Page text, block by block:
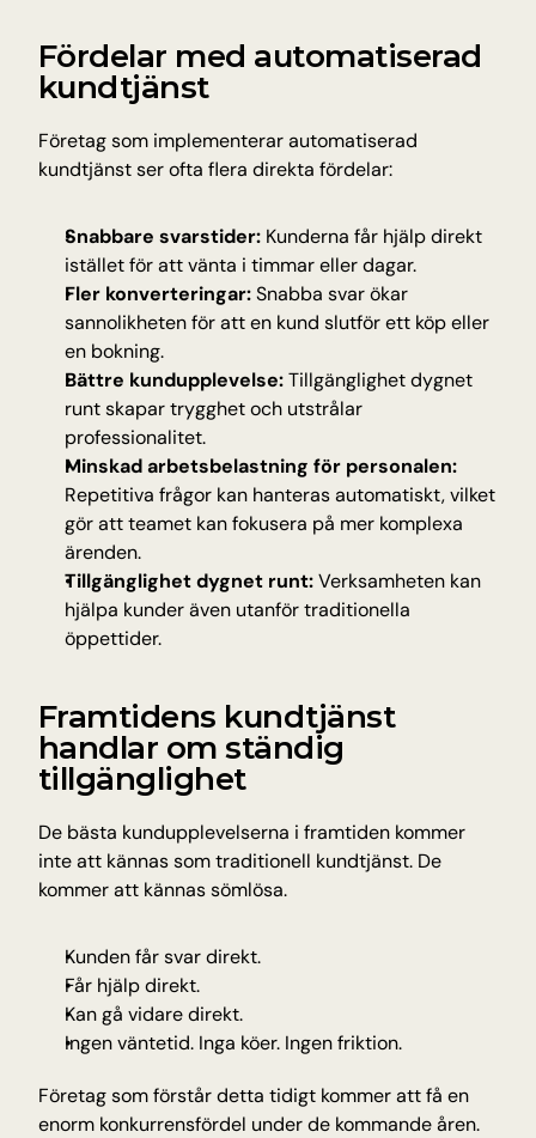
Fördelar med automatiserad
kundtjänst
Företag som implementerar automatiserad
kundtjänst ser ofta flera direkta fördelar:
Snabbare svarstider: Kunderna får hjälp direkt
istället för att vänta i timmar eller dagar.
Fler konverteringar: Snabba svar ökar
sannolikheten för att en kund slutför ett köp eller
en bokning.
Bättre kundupplevelse: Tillgänglighet dygnet
runt skapar trygghet och utstrålar
professionalitet.
Minskad arbetsbelastning för personalen:
Repetitiva frågor kan hanteras automatiskt, vilket
gör att teamet kan fokusera på mer komplexa
ärenden.
Tillgänglighet dygnet runt: Verksamheten kan
hjälpa kunder även utanför traditionella
öppettider.
Framtidens kundtjänst
handlar om ständig
tillgänglighet
De bästa kundupplevelserna i framtiden kommer
inte att kännas som traditionell kundtjänst. De
kommer att kännas sömlösa.
Kunden får svar direkt.
Får hjälp direkt.
Kan gå vidare direkt.
Ingen väntetid. Inga köer. Ingen friktion.
Företag som förstår detta tidigt kommer att få en
enorm konkurrensfördel under de kommande åren.